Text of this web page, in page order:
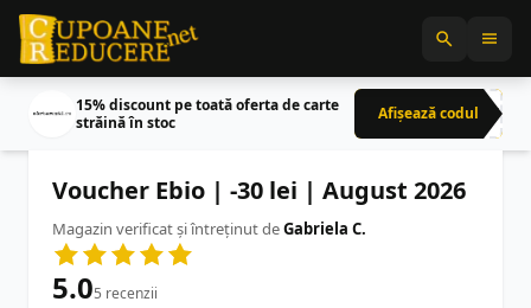
15% discount pe toată oferta de carte
străină în stoc
Afișează codulCRN
Voucher Ebio | -30 lei | August 2026
Magazin verificat și întreținut deGabriela C.
5.05 recenzii